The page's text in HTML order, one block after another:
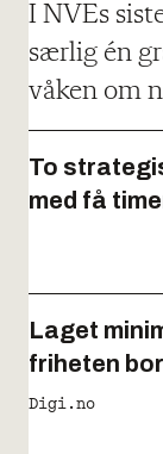
I NVEs
særlig én
våken om
To
med få
Laget
friheten
Digi.no